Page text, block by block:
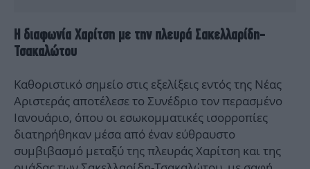
Η διαφωνία Χαρίτση με την πλευρά Σακελλαρίδη-
Τσακαλώτου
Καθοριστικό σημείο στις εξελίξεις εντός της Νέας
Αριστεράς αποτέλεσε το Συνέδριο τον περασμένο
Ιανουάριο, όπου οι εσωκομματικές ισορροπίες
διατηρήθηκαν μέσα από έναν εύθραυστο
συμβιβασμό μεταξύ της πλευράς Χαρίτση και της